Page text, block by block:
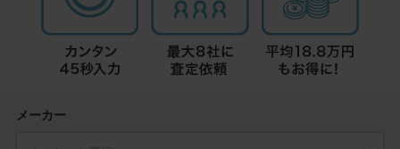
メーカー